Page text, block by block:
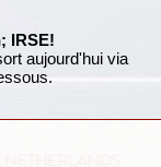
IRSE!
aujourd'hui via